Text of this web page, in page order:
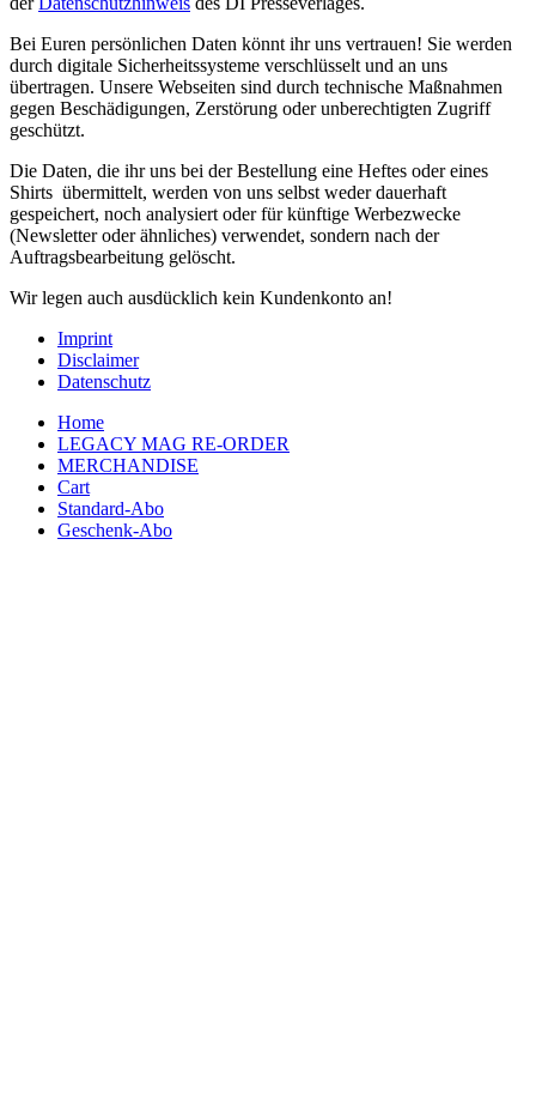
Bei Euren persönlichen Daten könnt ihr uns vertrauen! Sie werden
durch digitale Sicherheitssysteme verschlüsselt und an uns
übertragen. Unsere Webseiten sind durch technische Maßnahmen
gegen Beschädigungen, Zerstörung oder unberechtigten Zugriff
geschützt.
Die Daten, die ihr uns bei der Bestellung eine Heftes oder eines
Shirts übermittelt, werden von uns selbst weder dauerhaft
gespeichert, noch analysiert oder für künftige Werbezwecke
(Newsletter oder ähnliches) verwendet, sondern nach der
Auftragsbearbeitung gelöscht.
Wir legen auch ausdücklich kein Kundenkonto an!
Imprint
Disclaimer
Datenschutz
Home
LEGACY MAG RE-ORDER
MERCHANDISE
Cart
Standard-Abo
Geschenk-Abo